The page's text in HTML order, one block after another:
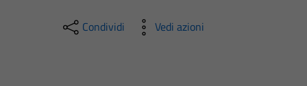
Condividi Vedi azioni